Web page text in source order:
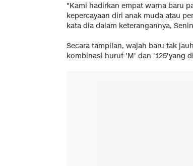
"Kami hadirkan empat warna baru
kepercayaan diri anak muda atau
kata dia dalam keterangannya,
Secara tampilan, wajah baru tak
kombinasi huruf 'M' dan '125'yang